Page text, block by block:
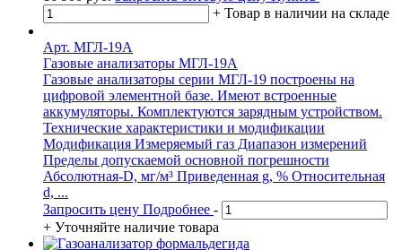
+ Товар в наличии на складе
Арт. МГЛ-19А
Газовые анализаторы МГЛ-19А
Газовые анализаторы серии МГЛ-19 построены на
цифровой элементной базе. Имеют встроенные
аккумуляторы. Комплектуются зарядным устройством.
Технические характеристики и модификации
Модификация Измеряемый газ Диапазон измерений
Пределы допускаемой основной погрешности
Абсолютная-D, мг/м³ Приведенная g, % Относительная
d, ...
Запросить цену Подробнее -
+ Уточняйте наличие товара